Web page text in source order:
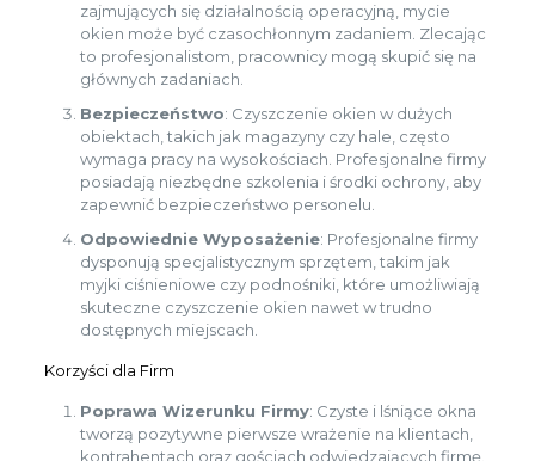
zajmujących się działalnością operacyjną, mycie
okien może być czasochłonnym zadaniem. Zlecając
to profesjonalistom, pracownicy mogą skupić się na
głównych zadaniach.
Bezpieczeństwo: Czyszczenie okien w dużych
obiektach, takich jak magazyny czy hale, często
wymaga pracy na wysokościach. Profesjonalne firmy
posiadają niezbędne szkolenia i środki ochrony, aby
zapewnić bezpieczeństwo personelu.
Odpowiednie Wyposażenie: Profesjonalne firmy
dysponują specjalistycznym sprzętem, takim jak
myjki ciśnieniowe czy podnośniki, które umożliwiają
skuteczne czyszczenie okien nawet w trudno
dostępnych miejscach.
Korzyści dla Firm
Poprawa Wizerunku Firmy: Czyste i lśniące okna
tworzą pozytywne pierwsze wrażenie na klientach,
kontrahentach oraz gościach odwiedzających firmę.